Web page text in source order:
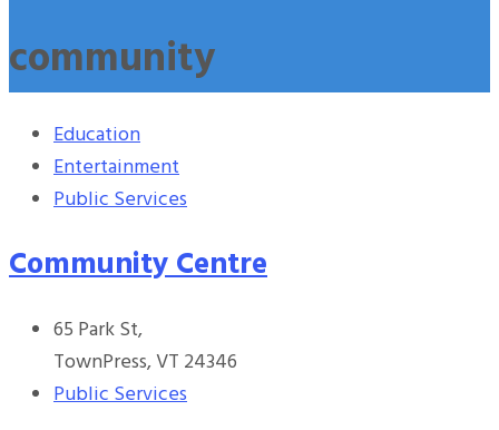
community
Education
Entertainment
Public Services
Community Centre
65 Park St,
TownPress, VT 24346
Public Services